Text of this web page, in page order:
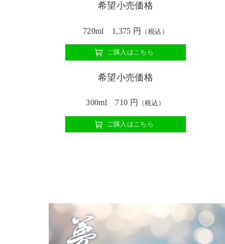
希望小売価格
720ml 1,375 円 （税込）
ご購入はこちら
希望小売価格
300ml 710 円 （税込）
ご購入はこちら